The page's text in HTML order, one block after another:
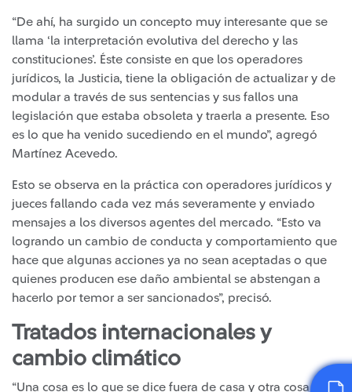
“De ahí, ha surgido un concepto muy interesante que se
llama ‘la interpretación evolutiva del derecho y las
constituciones’. Éste consiste en que los operadores
jurídicos, la Justicia, tiene la obligación de actualizar y de
modular a través de sus sentencias y sus fallos una
legislación que estaba obsoleta y traerla a presente. Eso
es lo que ha venido sucediendo en el mundo”, agregó
Martínez Acevedo.
Esto se observa en la práctica con operadores jurídicos y
jueces fallando cada vez más severamente y enviado
mensajes a los diversos agentes del mercado. “Esto va
logrando un cambio de conducta y comportamiento que
hace que algunas acciones ya no sean aceptadas o que
quienes producen ese daño ambiental se abstengan a
hacerlo por temor a ser sancionados”, precisó.
Tratados internacionales y
cambio climático
“Una cosa es lo que se dice fuera de casa y otra cosa lo